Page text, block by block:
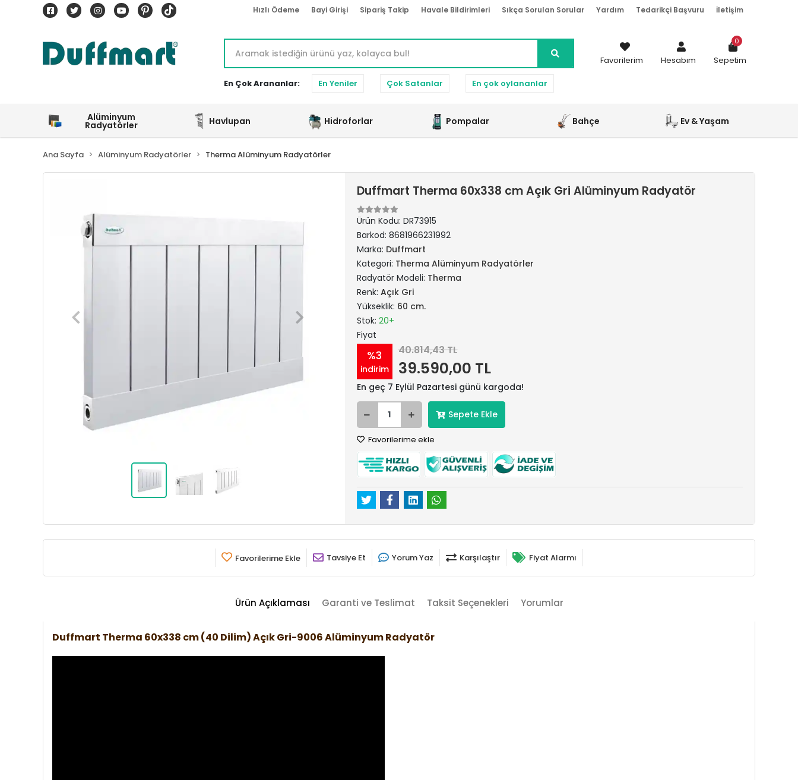
Hızlı Ödeme Bayi Girişi Sipariş Takip Havale Bildirimleri Sıkça Sorulan Sorular Yardım Tedarikçi Başvuru İletişim
En Çok Arananlar: En Yeniler Çok Satanlar En çok oylananlar
Favorilerim Hesabım Sepetim
0
Alüminyum
Radyatörler Havlupan Hidroforlar Pompalar Bahçe Ev & Yaşam
Ana Sayfa Alüminyum Radyatörler Therma Alüminyum Radyatörler
Duffmart Therma 60x338 cm Açık Gri Alüminyum Radyatör
Ürün Kodu: DR73915
Barkod: 8681966231992
Marka: Duffmart
Kategori: Therma Alüminyum Radyatörler
Radyatör Modeli: Therma
Renk: Açık Gri
Yükseklik: 60 cm.
Stok: 20+
Fiyat
%3
indirim
40.814,43 TL
39.590,00 TL
En geç 7 Eylül Pazartesi günü kargoda!
Sepete Ekle
Favorilerime ekle
Favorilerime Ekle Tavsiye Et Yorum Yaz Karşılaştır Fiyat Alarmı
Ürün Açıklaması Garanti ve Teslimat Taksit Seçenekleri Yorumlar
Duffmart Therma 60x338 cm (40 Dilim) Açık Gri-9006 Alüminyum Radyatör